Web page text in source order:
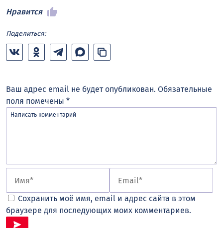
Нравится
Поделиться:
Ваш адрес email не будет опубликован. Обязательные
поля помечены *
Сохранить моё имя, email и адрес сайта в этом
браузере для последующих моих комментариев.